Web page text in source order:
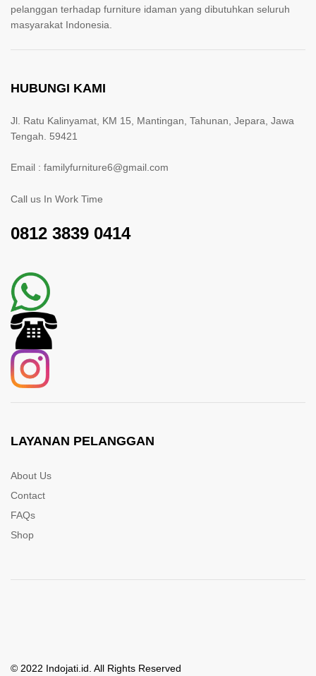
pelanggan terhadap furniture idaman yang dibutuhkan seluruh
masyarakat Indonesia.
HUBUNGI KAMI
Jl. Ratu Kalinyamat, KM 15, Mantingan, Tahunan, Jepara, Jawa
Tengah. 59421
Email : familyfurniture6@gmail.com
Call us In Work Time
0812 3839 0414
LAYANAN PELANGGAN
About Us
Contact
FAQs
Shop
© 2022 Indojati.id. All Rights Reserved